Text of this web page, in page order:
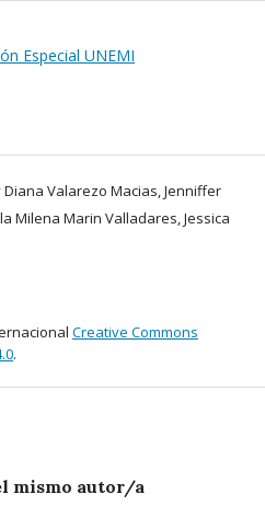
Especial UNEMI
Valarezo Macias, Jenniffer
Milena Marin Valladares, Jessica
Creative Commons
.
mismo autor/a